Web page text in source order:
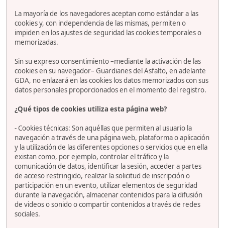
La mayoría de los navegadores aceptan como estándar a las
cookies y, con independencia de las mismas, permiten o
impiden en los ajustes de seguridad las cookies temporales o
memorizadas.
Sin su expreso consentimiento –mediante la activación de las
cookies en su navegador– Guardianes del Asfalto, en adelante
GDA, no enlazará en las cookies los datos memorizados con sus
datos personales proporcionados en el momento del registro.
¿Qué tipos de cookies utiliza esta página web?
- Cookies técnicas: Son aquéllas que permiten al usuario la
navegación a través de una página web, plataforma o aplicación
y la utilización de las diferentes opciones o servicios que en ella
existan como, por ejemplo, controlar el tráfico y la
comunicación de datos, identificar la sesión, acceder a partes
de acceso restringido, realizar la solicitud de inscripción o
participación en un evento, utilizar elementos de seguridad
durante la navegación, almacenar contenidos para la difusión
de videos o sonido o compartir contenidos a través de redes
sociales.